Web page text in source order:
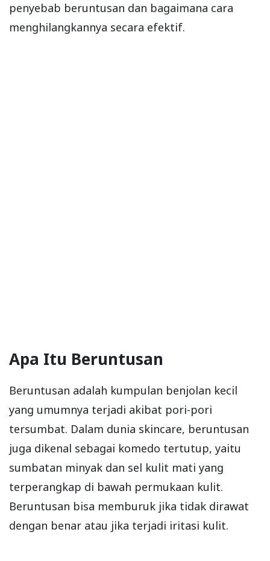
penyebab beruntusan dan bagaimana cara
menghilangkannya secara efektif.
Apa Itu Beruntusan
Beruntusan adalah kumpulan benjolan kecil
yang umumnya terjadi akibat pori-pori
tersumbat. Dalam dunia skincare, beruntusan
juga dikenal sebagai komedo tertutup, yaitu
sumbatan minyak dan sel kulit mati yang
terperangkap di bawah permukaan kulit.
Beruntusan bisa memburuk jika tidak dirawat
dengan benar atau jika terjadi iritasi kulit.